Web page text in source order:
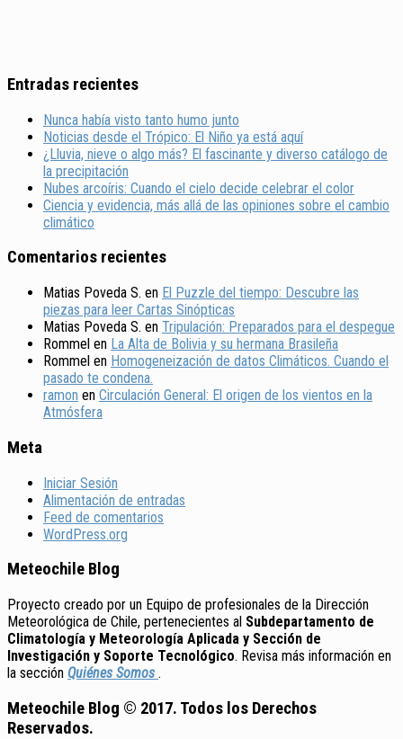
Entradas recientes
Nunca había visto tanto humo junto
Noticias desde el Trópico: El Niño ya está aquí
¿Lluvia, nieve o algo más? El fascinante y diverso catálogo de
la precipitación
Nubes arcoíris: Cuando el cielo decide celebrar el color
Ciencia y evidencia, más allá de las opiniones sobre el cambio
climático
Comentarios recientes
Matias Poveda S. en El Puzzle del tiempo: Descubre las
piezas para leer Cartas Sinópticas
Matias Poveda S. en Tripulación: Preparados para el despegue
Rommel en La Alta de Bolivia y su hermana Brasileña
Rommel en Homogeneización de datos Climáticos. Cuando el
pasado te condena.
ramon en Circulación General: El origen de los vientos en la
Atmósfera
Meta
Iniciar Sesión
Alimentación de entradas
Feed de comentarios
WordPress.org
Meteochile Blog
Proyecto creado por un Equipo de profesionales de la Dirección
Meteorológica de Chile, pertenecientes al Subdepartamento de
Climatología y Meteorología Aplicada y Sección de
Investigación y Soporte Tecnológico. Revisa más información en
la sección Quiénes Somos .
Meteochile Blog © 2017. Todos los Derechos
Reservados.